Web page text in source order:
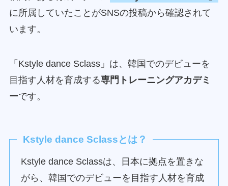
に所属していたことがSNSの投稿から確認されて
います。
「Kstyle dance Sclass」は、韓国でのデビューを
目指す人材を育成する専門トレーニングアカデミ
ーです。
Kstyle dance Sclassとは？
Kstyle dance Sclassは、日本に拠点を置きな
がら、韓国でのデビューを目指す人材を育成